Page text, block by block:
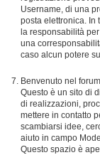
Username, di una
posta elettronica. In
la responsabilità
una
caso alcun potere
Benvenuto nel
Questo è un sito di
di realizzazioni,
mettere in contatto
scambiarsi idee,
aiuto in campo
Questo spazio è